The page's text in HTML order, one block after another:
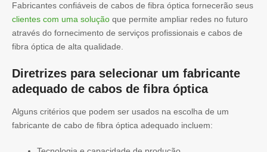
Fabricantes confiáveis ​​de cabos de fibra óptica fornecerão seus
clientes com uma solução que permite ampliar redes no futuro
através do fornecimento de serviços profissionais e cabos de
fibra óptica de alta qualidade.
Diretrizes para selecionar um fabricante
adequado de cabos de fibra óptica
Alguns critérios que podem ser usados ​​na escolha de um
fabricante de cabo de fibra óptica adequado incluem: